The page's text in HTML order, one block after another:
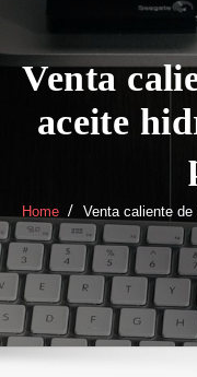
Venta
aceite
Home Venta caliente